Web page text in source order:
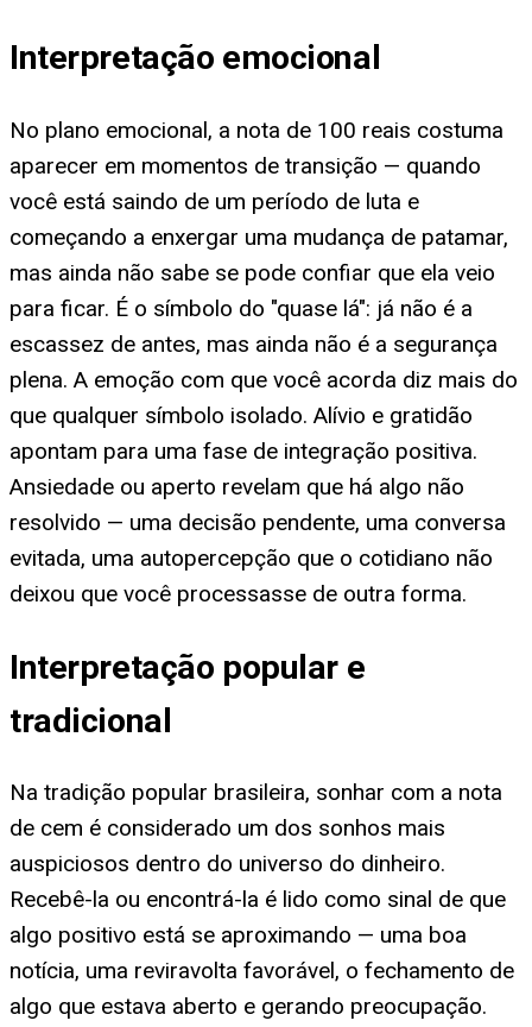
Interpretação emocional
No plano emocional, a nota de 100 reais costuma
aparecer em momentos de transição — quando
você está saindo de um período de luta e
começando a enxergar uma mudança de patamar,
mas ainda não sabe se pode confiar que ela veio
para ficar. É o símbolo do "quase lá": já não é a
escassez de antes, mas ainda não é a segurança
plena. A emoção com que você acorda diz mais do
que qualquer símbolo isolado. Alívio e gratidão
apontam para uma fase de integração positiva.
Ansiedade ou aperto revelam que há algo não
resolvido — uma decisão pendente, uma conversa
evitada, uma autopercepção que o cotidiano não
deixou que você processasse de outra forma.
Interpretação popular e
tradicional
Na tradição popular brasileira, sonhar com a nota
de cem é considerado um dos sonhos mais
auspiciosos dentro do universo do dinheiro.
Recebê-la ou encontrá-la é lido como sinal de que
algo positivo está se aproximando — uma boa
notícia, uma reviravolta favorável, o fechamento de
algo que estava aberto e gerando preocupação.